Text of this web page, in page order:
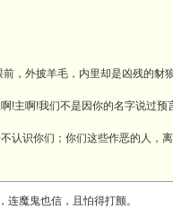
，外披羊毛，内里却是凶残的豺
!主啊!我们不是因你的名字说过
认识你们；你们这些作恶的人，
魔鬼也信，且怕得打颤。